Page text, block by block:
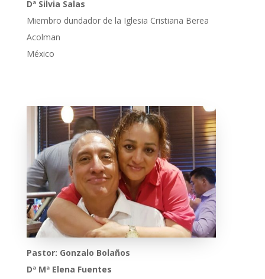
Dª Silvia Salas
Miembro dundador de la Iglesia Cristiana Berea
Acolman
México
Pastor: Gonzalo Bolaños
Dª Mª Elena Fuentes